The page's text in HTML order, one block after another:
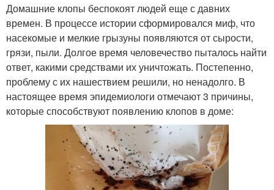
Домашние клопы беспокоят людей еще с давних
времен. В процессе истории сформировался миф, что
насекомые и мелкие грызуны появляются от сырости,
грязи, пыли. Долгое время человечество пыталось найти
ответ, какими средствами их уничтожать. Постепенно,
проблему с их нашествием решили, но ненадолго. В
настоящее время эпидемиологи отмечают 3 причины,
которые способствуют появлению клопов в доме: